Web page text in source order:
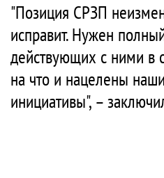
"Позиция СРЗП
исправит. Нужен
действующих с ними в
на что и нацелены
инициативы", –